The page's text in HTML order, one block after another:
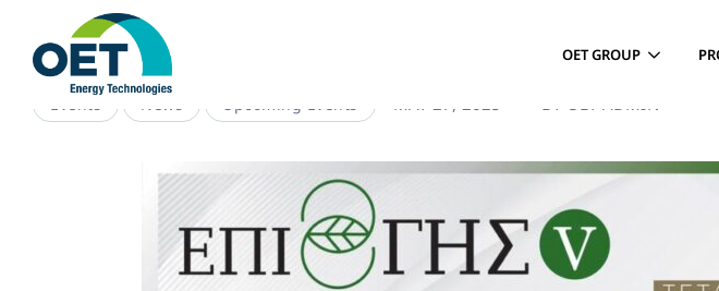
OET GROUP
Events News Upcoming Events MAY 27, 2025 BY OET-ADMIN